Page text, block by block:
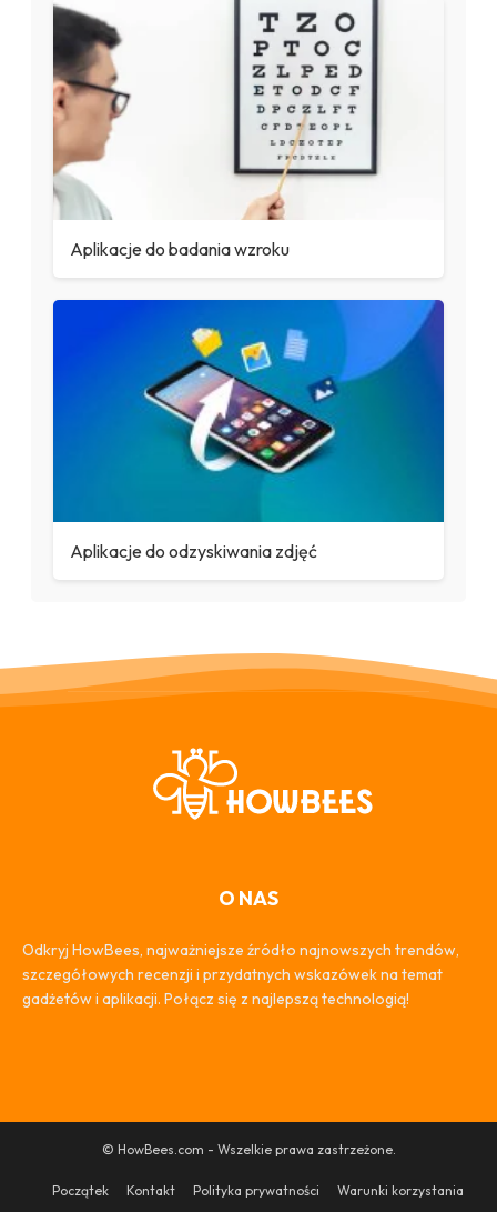
Aplikacje do badania wzroku
Aplikacje do odzyskiwania zdjęć
O NAS
Odkryj HowBees, najważniejsze źródło najnowszych trendów,
szczegółowych recenzji i przydatnych wskazówek na temat
gadżetów i aplikacji. Połącz się z najlepszą technologią!
© HowBees.com - Wszelkie prawa zastrzeżone.
Początek Kontakt Polityka prywatności Warunki korzystania